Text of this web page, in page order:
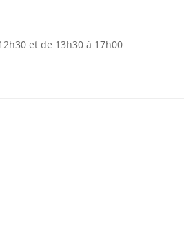
et de 13h30 à 17h00